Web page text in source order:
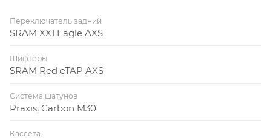
Переключатель задний
SRAM XX1 Eagle AXS
Шифтеры
SRAM Red eTAP AXS
Система шатунов
Praxis, Carbon M30
Кассета